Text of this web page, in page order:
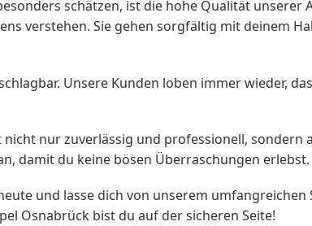
schätzen, ist die hohe Qualität unserer
verstehen. Sie gehen sorgfältig mit deinem
Unsere Kunden loben immer wieder,
nicht nur zuverlässig und professionell, sondern
damit du keine bösen Überraschungen erlebst.
und lasse dich von unserem umfangreichen
Osnabrück bist du auf der sicheren Seite!